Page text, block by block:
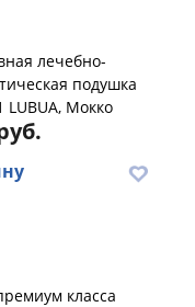
лечебно-
подушка
LUBUA, Мокко
класса